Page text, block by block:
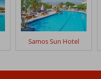
Samos Sun Hotel